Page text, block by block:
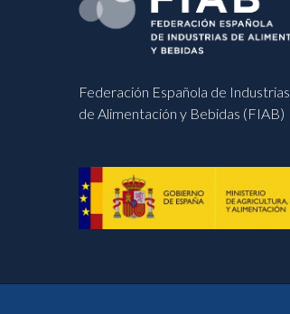
Federación Española de Industrias
de Alimentación y Bebidas (FIAB)